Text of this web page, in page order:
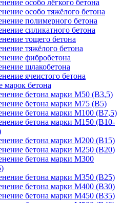
особо лёгкого бетона
особо тяжёлого бетона
полимерного бетона
силикатного бетона
тощего бетона
тяжёлого бетона
фибробетона
шлакобетона
ячеистого бетона
бетона
бетона марки М50 (В3,5)
бетона марки М75 (B5)
бетона марки М100 (В7,5)
бетона марки М150 (В10-
бетона марки М200 (В15)
бетона марки М250 (В20)
бетона марки М300
бетона марки М350 (B25)
бетона марки М400 (В30)
бетона марки М450 (В35)